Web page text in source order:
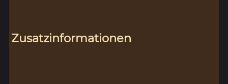
Zusatzinformationen